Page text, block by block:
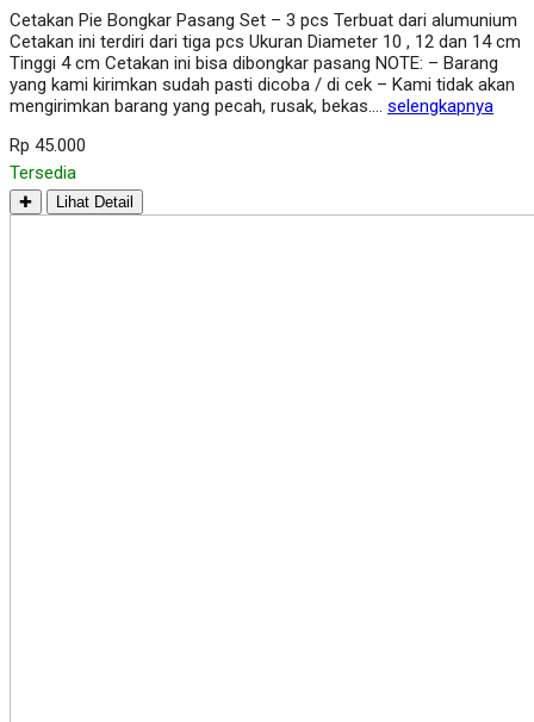
Cetakan Pie Bongkar Pasang Set – 3 pcs Terbuat dari alumunium
Cetakan ini terdiri dari tiga pcs Ukuran Diameter 10 , 12 dan 14 cm
Tinggi 4 cm Cetakan ini bisa dibongkar pasang NOTE: – Barang
yang kami kirimkan sudah pasti dicoba / di cek – Kami tidak akan
mengirimkan barang yang pecah, rusak, bekas…. selengkapnya
Rp 45.000
Tersedia
✚ Lihat Detail